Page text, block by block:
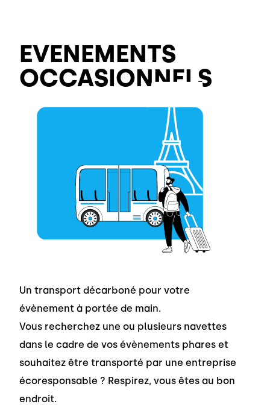
EVENEMENTS
OCCASIONNELS
Un transport décarboné pour votre
évènement à portée de main.
Vous recherchez une ou plusieurs navettes
dans le cadre de vos évènements phares et
souhaitez être transporté par une entreprise
écoresponsable ? Respirez, vous êtes au bon
endroit.